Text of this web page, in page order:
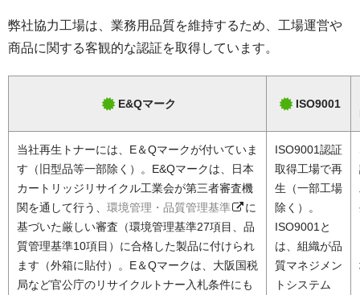
弊社協力工場は、業務用品質を維持するため、工場運営や
商品に関する客観的な認証を取得しています。
E&Qマーク ISO9001
当社再生トナーには、E＆Qマークが付いていま
す（旧型品等一部除く）。E&Qマークは、日本
カートリッジリサイクル工業会が第三者審査機
関を通して行う、 環境管理・品質管理基準
に
基づいた厳しい審査（環境管理基準27項目、品
質管理基準10項目）に合格した製品に付けられ
ます（外箱に貼付）。E＆Qマークは、大阪国税
局など官公庁のリサイクルトナー入札条件にも
ISO9001認証
取得工場で再
生（一部工場
除く）。
ISO9001と
は、組織が品
質マネジメン
トシステム